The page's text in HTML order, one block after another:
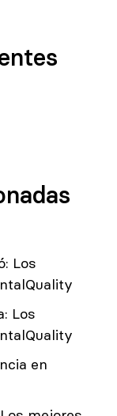
Los
Los
en